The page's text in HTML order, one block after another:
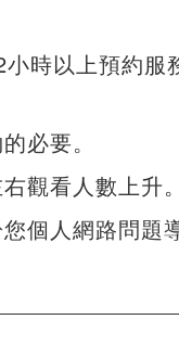
時以上預約
必要。
觀看人數上升。
個人網路問